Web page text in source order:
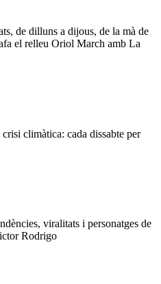
de dilluns a dijous, de la mà de
el relleu Oriol March amb La
climàtica: cada dissabte per
viralitats i personatges de
Rodrigo